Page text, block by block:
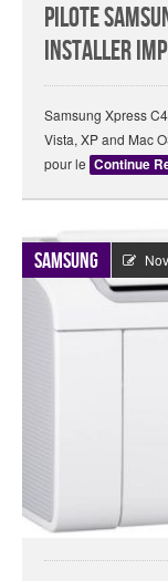
Pilote
Installer
Samsung Xpress
Vista, XP and Mac
pour le Continue
Samsung